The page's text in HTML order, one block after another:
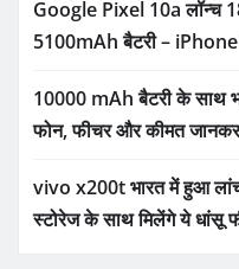
Google Pixel 10a लॉन्च
5100mAh बैटरी –
10000 mAh बैटरी के साथ
फोन, फीचर और कीमत
vivo x200t भारत में हुआ
स्टोरेज के साथ मिलेंगे ये धांसू